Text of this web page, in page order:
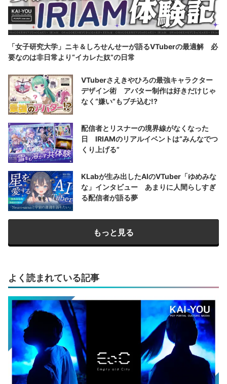
「女子研究大学」ニキ＆しろせんせーが語るVTuberの最適解 必
要なのは非日常より“イカレた奴”の日常
VTuberさえきやひろの最強キャラクター
デザイン術 アバター制作は好きだけじゃ
なく“嫌い”もブチ込む!?
配信者とリスナーの境界線がなくなった
日 IRIAMのリアルイベントは“みんなでつ
くり上げる”
KLabが生み出したAIのVTuber「ゆめみな
な」インタビュー あまりに人間らしすぎ
る配信者が語る夢
もっと見る
よく読まれている記事